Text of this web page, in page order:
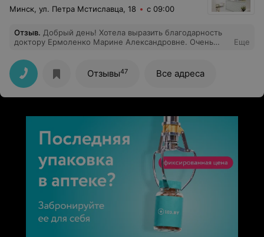
Минск, ул. Петра Мстиславца, 18 с 09:00
Отзыв. Добрый день! Хотела выразить благодарность
доктору Ермоленко Марине Александровне. Очень
процедуру лазерной эпиляции не в первый раз.
Эффект от процедуры был уже после первого сеанса.
Так же хочется отметить работу администраторов.
Всегда очень вежливые и встречают с улыбкой.
Рекомендую!
Еще
Отзывы47 Все адреса